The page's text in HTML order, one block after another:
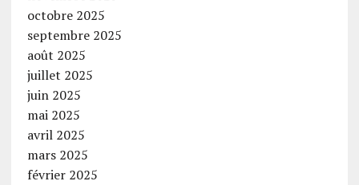
octobre 2025
septembre 2025
août 2025
juillet 2025
juin 2025
mai 2025
avril 2025
mars 2025
février 2025